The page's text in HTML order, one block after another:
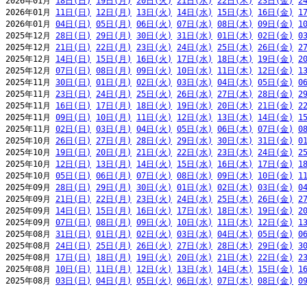
2026年01月 11日(日) 12日(月) 13日(火) 14日(水) 15日(木) 16日(金)
2026年01月 04日(日) 05日(月) 06日(火) 07日(水) 08日(木) 09日(金)
2025年12月 28日(日) 29日(月) 30日(火) 31日(水) 01日(木) 02日(金)
2025年12月 21日(日) 22日(月) 23日(火) 24日(水) 25日(木) 26日(金)
2025年12月 14日(日) 15日(月) 16日(火) 17日(水) 18日(木) 19日(金)
2025年12月 07日(日) 08日(月) 09日(火) 10日(水) 11日(木) 12日(金)
2025年11月 30日(日) 01日(月) 02日(火) 03日(水) 04日(木) 05日(金)
2025年11月 23日(日) 24日(月) 25日(火) 26日(水) 27日(木) 28日(金)
2025年11月 16日(日) 17日(月) 18日(火) 19日(水) 20日(木) 21日(金)
2025年11月 09日(日) 10日(月) 11日(火) 12日(水) 13日(木) 14日(金)
2025年11月 02日(日) 03日(月) 04日(火) 05日(水) 06日(木) 07日(金)
2025年10月 26日(日) 27日(月) 28日(火) 29日(水) 30日(木) 31日(金)
2025年10月 19日(日) 20日(月) 21日(火) 22日(水) 23日(木) 24日(金)
2025年10月 12日(日) 13日(月) 14日(火) 15日(水) 16日(木) 17日(金)
2025年10月 05日(日) 06日(月) 07日(火) 08日(水) 09日(木) 10日(金)
2025年09月 28日(日) 29日(月) 30日(火) 01日(水) 02日(木) 03日(金)
2025年09月 21日(日) 22日(月) 23日(火) 24日(水) 25日(木) 26日(金)
2025年09月 14日(日) 15日(月) 16日(火) 17日(水) 18日(木) 19日(金)
2025年09月 07日(日) 08日(月) 09日(火) 10日(水) 11日(木) 12日(金)
2025年08月 31日(日) 01日(月) 02日(火) 03日(水) 04日(木) 05日(金)
2025年08月 24日(日) 25日(月) 26日(火) 27日(水) 28日(木) 29日(金)
2025年08月 17日(日) 18日(月) 19日(火) 20日(水) 21日(木) 22日(金)
2025年08月 10日(日) 11日(月) 12日(火) 13日(水) 14日(木) 15日(金)
2025年08月 03日(日) 04日(月) 05日(火) 06日(水) 07日(木) 08日(金)